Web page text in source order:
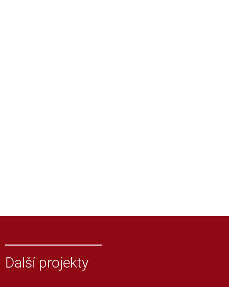
Další projekty